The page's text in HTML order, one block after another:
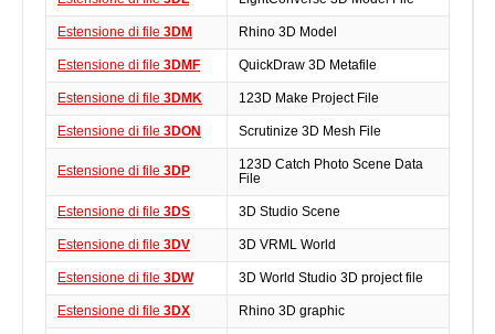
Estensione di file 3DM Rhino 3D Model
Estensione di file 3DMF QuickDraw 3D Metafile
Estensione di file 3DMK 123D Make Project File
Estensione di file 3DON Scrutinize 3D Mesh File
Estensione di file 3DP
123D Catch Photo Scene Data
File
Estensione di file 3DS 3D Studio Scene
Estensione di file 3DV 3D VRML World
Estensione di file 3DW 3D World Studio 3D project file
Estensione di file 3DX Rhino 3D graphic